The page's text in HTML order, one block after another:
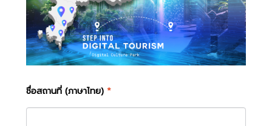
ชื่อสถานที่ (ภาษาไทย) *